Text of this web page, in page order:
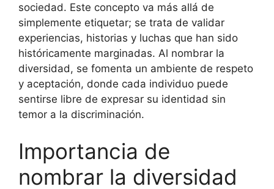
sociedad. Este concepto va más allá de
simplemente etiquetar; se trata de validar
experiencias, historias y luchas que han sido
históricamente marginadas. Al nombrar la
diversidad, se fomenta un ambiente de respeto
y aceptación, donde cada individuo puede
sentirse libre de expresar su identidad sin
temor a la discriminación.
Importancia de
nombrar la diversidad